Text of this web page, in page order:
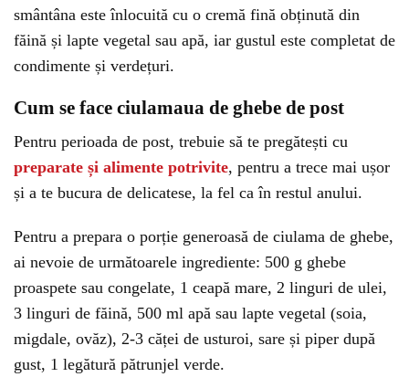
smântâna este înlocuită cu o cremă fină obținută din
făină și lapte vegetal sau apă, iar gustul este completat de
condimente și verdețuri.
Cum se face ciulamaua de ghebe de post
Pentru perioada de post, trebuie să te pregătești cu
preparate și alimente potrivite, pentru a trece mai ușor
și a te bucura de delicatese, la fel ca în restul anului.
Pentru a prepara o porție generoasă de ciulama de ghebe,
ai nevoie de următoarele ingrediente: 500 g ghebe
proaspete sau congelate, 1 ceapă mare, 2 linguri de ulei,
3 linguri de făină, 500 ml apă sau lapte vegetal (soia,
migdale, ovăz), 2-3 căței de usturoi, sare și piper după
gust, 1 legătură pătrunjel verde.